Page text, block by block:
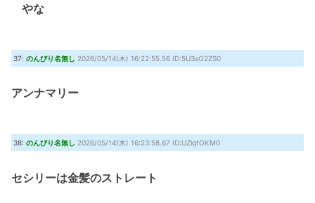
やな
37: のんびり名無し 2026/05/14(木) 16:22:55.56 ID:5U3sO2ZS0
アンナマリー
38: のんびり名無し 2026/05/14(木) 16:23:58.67 ID:UZlqtOKM0
セシリーは金髪のストレート